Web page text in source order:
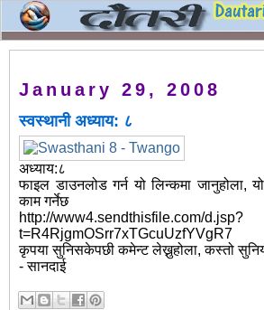
January 29, 2008
स्वस्थानी अध्याय: ८
अध्याय:८
फाइल डाउनलोड गर्न यो लिन्कमा जानुहोला,
काम गर्नेछ
http://www4.sendthisfile.com/d.jsp?
t=R4RjgmOSrr7xTGcuUzfYVgR7
कृपया सुनिसकेपछी कमेन्ट लेख्नुहोला, कस्तो
- सानदाई